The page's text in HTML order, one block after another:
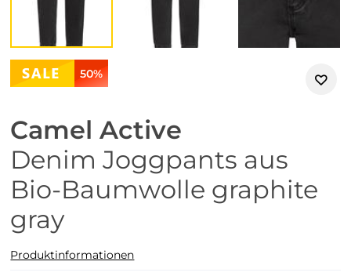
50%
Camel Active
Denim Joggpants aus
Bio-Baumwolle graphite
gray
Produktinformationen